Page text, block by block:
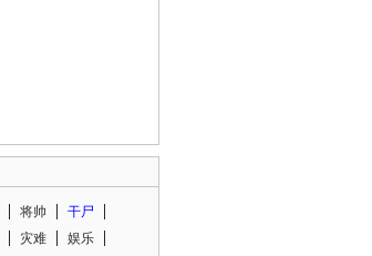
将帅
干尸
灾难
娱乐